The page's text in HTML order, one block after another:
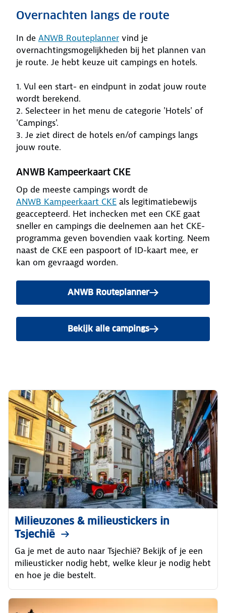
Overnachten langs de route
In de ANWB Routeplanner vind je
overnachtingsmogelijkheden bij het plannen van
je route. Je hebt keuze uit campings en hotels.
1. Vul een start- en eindpunt in zodat jouw route
wordt berekend.
2. Selecteer in het menu de categorie 'Hotels' of
'Campings'.
3. Je ziet direct de hotels en/of campings langs
jouw route.
ANWB Kampeerkaart CKE
Op de meeste campings wordt de
ANWB Kampeerkaart CKE als legitimatiebewijs
geaccepteerd. Het inchecken met een CKE gaat
sneller en campings die deelnemen aan het CKE-
programma geven bovendien vaak korting. Neem
naast de CKE een paspoort of ID-kaart mee, er
kan om gevraagd worden.
ANWB Routeplanner
Bekijk alle campings
Milieuzones & milieustickers in
Tsjechië
Ga je met de auto naar Tsjechië? Bekijk of je een
milieusticker nodig hebt, welke kleur je nodig hebt
en hoe je die bestelt.